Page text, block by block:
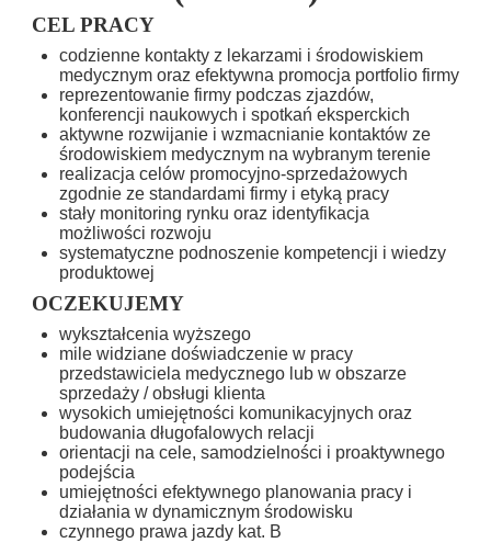
CEL PRACY
codzienne kontakty z lekarzami i środowiskiem
medycznym oraz efektywna promocja portfolio firmy
reprezentowanie firmy podczas zjazdów,
konferencji naukowych i spotkań eksperckich
aktywne rozwijanie i wzmacnianie kontaktów ze
środowiskiem medycznym na wybranym terenie
realizacja celów promocyjno-sprzedażowych
zgodnie ze standardami firmy i etyką pracy
stały monitoring rynku oraz identyfikacja
możliwości rozwoju
systematyczne podnoszenie kompetencji i wiedzy
produktowej
OCZEKUJEMY
wykształcenia wyższego
mile widziane doświadczenie w pracy
przedstawiciela medycznego lub w obszarze
sprzedaży / obsługi klienta
wysokich umiejętności komunikacyjnych oraz
budowania długofalowych relacji
orientacji na cele, samodzielności i proaktywnego
podejścia
umiejętności efektywnego planowania pracy i
działania w dynamicznym środowisku
czynnego prawa jazdy kat. B